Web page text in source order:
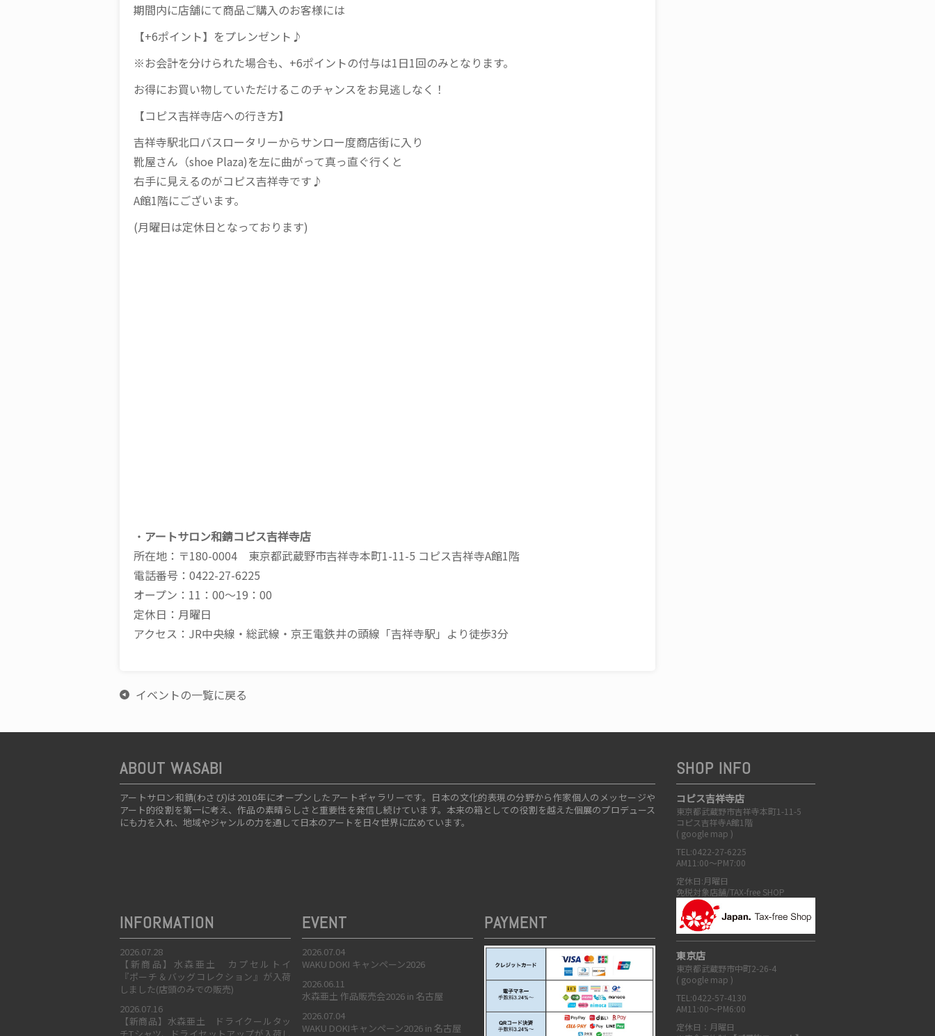
期間内に店舗にて商品ご購入のお客様には
【+6ポイント】をプレンゼント♪
※お会計を分けられた場合も、+6ポイントの付与は1日1回のみとなります。
お得にお買い物していただけるこのチャンスをお見逃しなく！
【コピス吉祥寺店への行き方】
吉祥寺駅北口バスロータリーからサンロー度商店街に入り
靴屋さん（shoe Plaza)を左に曲がって真っ直ぐ行くと
右手に見えるのがコピス吉祥寺です♪
A館1階にございます。
(月曜日は定休日となっております)
・ アートサロン和錆コピス吉祥寺店
所在地：〒180-0004 東京都武蔵野市吉祥寺本町1-11-5 コピス吉祥寺A館1階
電話番号：0422-27-6225
オープン：11：00～19：00
定休日：月曜日
アクセス：JR中央線・総武線・京王電鉄井の頭線「吉祥寺駅」より徒歩3分
イベントの一覧に戻る
ABOUT WASABI
アートサロン和錆(わさび)は2010年にオープンしたアートギャラリーです。日本の文化的表現の分野から作家個人のメッセージや
アート的役割を第一に考え、作品の素晴らしさと重要性を発信し続けています。本来の箱としての役割を越えた個展のプロデュース
にも力を入れ、地域やジャンルの力を通して日本のアートを日々世界に広めています。
INFORMATION
2026.07.28
【新商品】水森亜土 カプセルトイ
『ポーチ＆バッグコレクション』が入荷
しました(店頭のみでの販売)
2026.07.16
【新商品】水森亜土 ドライクールタッ
EVENT
2026.07.04
WAKU DOKI キャンペーン2026
2026.06.11
水森亜土 作品販売会2026 in 名古屋
2026.07.04
WAKU DOKIキャンペーン2026 in 名古屋
PAYMENT
SHOP INFO
コピス吉祥寺店
東京都武蔵野市吉祥寺本町1-11-5
コピス吉祥寺A館1階
( google map )
TEL:0422-27-6225
AM11:00～PM7:00
定休日:月曜日
免税対象店舗/TAX-free SHOP
東京店
東京都武蔵野市中町2-26-4
( google map )
TEL:0422-57-4130
AM11:00～PM6:00
定休日：月曜日